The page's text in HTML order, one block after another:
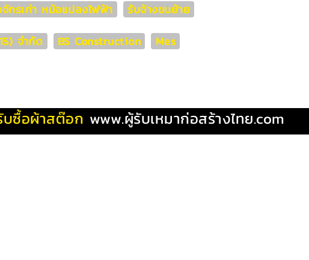
กรเก่า หม้อแปลงไฟฟ้า
รับจ้างขนย้าย
จำกัด BS Construction Mes
บซื้อผ้าสต๊อก www.ผู้รับเหมาก่อสร้างไทย.com